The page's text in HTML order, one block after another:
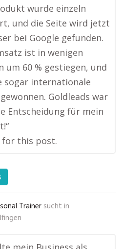
wurde einzeln
und die Seite wird jetzt
bei Google gefunden.
ist in wenigen
um 60 % gestiegen, und
sogar internationale
Goldleads war
Entscheidung für mein
for this post.
Trainer sucht in